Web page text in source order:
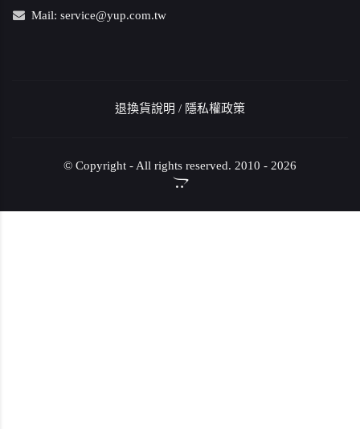
Mail: service@yup.com.tw
退換貨說明 / 隱私權政策
© Copyright - All rights reserved. 2010 - 2026